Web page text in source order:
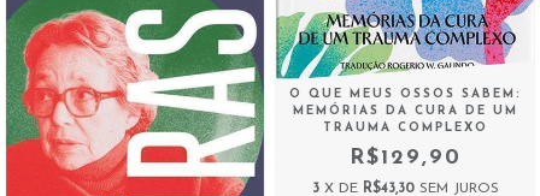
O QUE MEUS OSSOS SABEM:
MEMÓRIAS DA CURA DE UM
TRAUMA COMPLEXO
R$129,90
3 X DE R$43,30 SEM JUROS